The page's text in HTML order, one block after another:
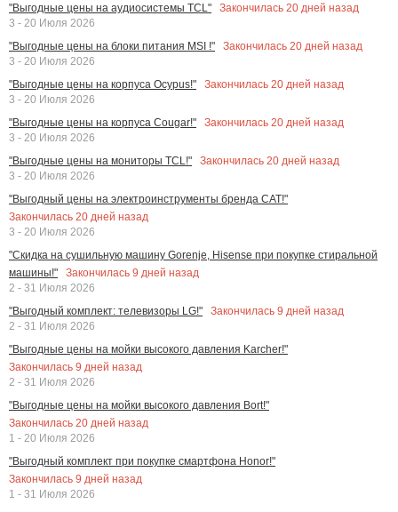
"Выгодные цены на аудиосистемы TCL"
Закончилась 20 дней назад
3 - 20 Июля 2026
"Выгодные цены на блоки питания MSI !"
Закончилась 20 дней назад
3 - 20 Июля 2026
"Выгодные цены на корпуса Ocypus!"
Закончилась 20 дней назад
3 - 20 Июля 2026
"Выгодные цены на корпуса Cougar!"
Закончилась 20 дней назад
3 - 20 Июля 2026
"Выгодные цены на мониторы TCL!"
Закончилась 20 дней назад
3 - 20 Июля 2026
"Выгодный цены на электроинструменты бренда CAT!"
Закончилась 20 дней назад
3 - 20 Июля 2026
"Скидка на сушильную машину Gorenje, Hisense при покупке стиральной
машины!"
Закончилась 9 дней назад
2 - 31 Июля 2026
"Выгодный комплект: телевизоры LG!"
Закончилась 9 дней назад
2 - 31 Июля 2026
"Выгодные цены на мойки высокого давления Karcher!"
Закончилась 9 дней назад
2 - 31 Июля 2026
"Выгодные цены на мойки высокого давления Bort!"
Закончилась 20 дней назад
1 - 20 Июля 2026
"Выгодный комплект при покупке смартфона Honor!"
Закончилась 9 дней назад
1 - 31 Июля 2026